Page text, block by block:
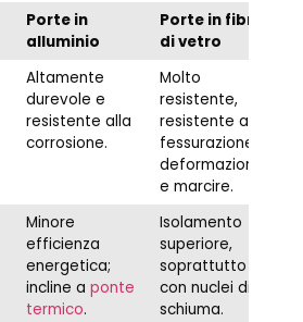
Porte in
alluminio
Porte in fibra
di vetro
Altamente
durevole e
resistente alla
corrosione.
Molto
resistente,
resistente alla
fessurazione,
deformazione,
e marcire.
Minore
efficienza
energetica;
incline a ponte
termico.
Isolamento
superiore,
soprattutto
con nuclei di
schiuma.